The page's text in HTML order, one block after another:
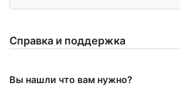
Справка и поддержка
Вы нашли что вам нужно?